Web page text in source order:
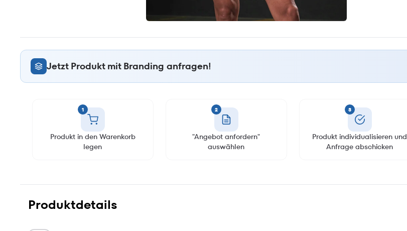
Jetzt Produkt mit Branding anfragen!
1
Produkt in den Warenkorb
legen
2
"Angebot anfordern"
auswählen
3
Produkt individualisieren und
Anfrage abschicken
Produktdetails